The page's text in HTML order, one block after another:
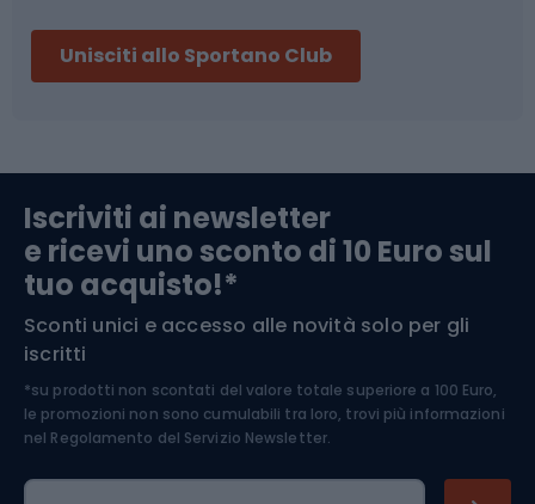
Abbigliamento da escursionismo
Componenti per biciclette
Arrampicata
Medicina dello sport
Abbigliamento ciclistico
Unisciti allo Sportano Club
Iscriviti ai newsletter
e ricevi uno sconto di 10 Euro sul
tuo acquisto!*
Sconti unici e accesso alle novità solo per gli
iscritti
*su prodotti non scontati del valore totale superiore a 100 Euro,
le promozioni non sono cumulabili tra loro, trovi più informazioni
nel Regolamento del Servizio Newsletter.